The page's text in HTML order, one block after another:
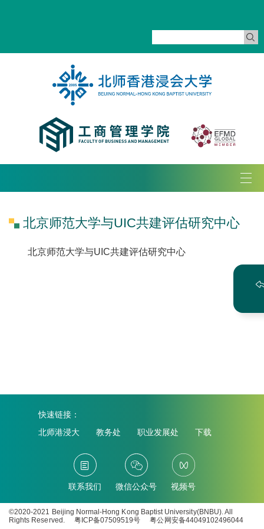
北京师范大学与UIC共建评估研究中心
北京师范大学与UIC共建评估研究中心
快速链接：
北师港浸大
教务处 职业发展处 下载
联系我们 微信公众号 视频号
©2020-2021 Beijing Normal-Hong Kong Baptist University(BNBU). All
Rights Reserved.
粤ICP备07509519号 粤公网安备44049102496044